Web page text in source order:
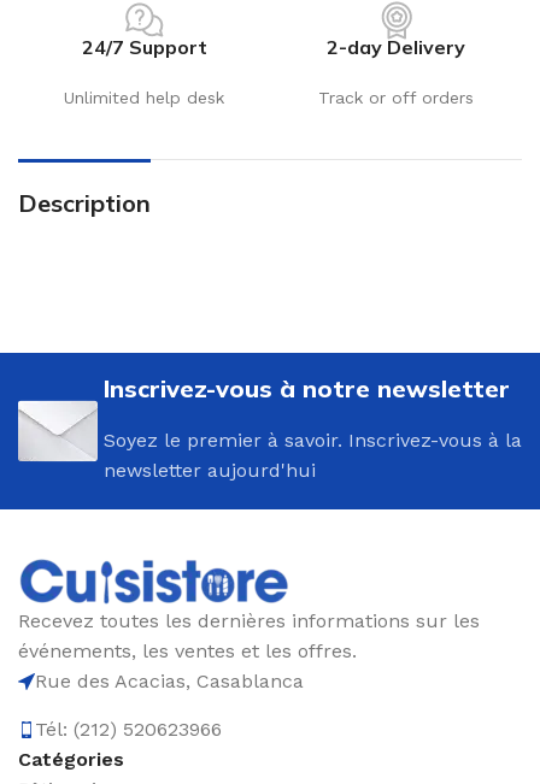
24/7 Support
Unlimited help desk
2-day Delivery
Track or off orders
Description
Inscrivez-vous à notre newsletter
Soyez le premier à savoir. Inscrivez-vous à la
newsletter aujourd'hui
Recevez toutes les dernières informations sur les
événements, les ventes et les offres.
Rue des Acacias, Casablanca
Tél: (212) 520623966
Catégories